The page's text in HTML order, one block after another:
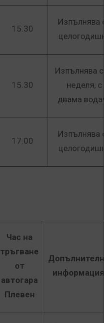
15.30
Изпълнява
15.30
Изпълнява
неделя, с
двама
17.00
Изпълнява
Час на
тръгване
от
автогара
Плевен
информация